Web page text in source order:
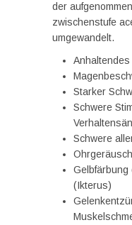
der
zwischenstufe
umgewandelt.
Starker
Schwere
Schwere
Gelbfärbung
(Ikterus)